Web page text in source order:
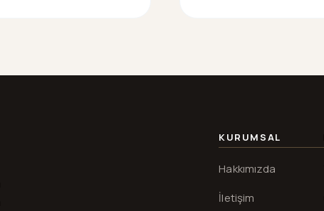
KURUMSAL
Hakkımızda
İletişim